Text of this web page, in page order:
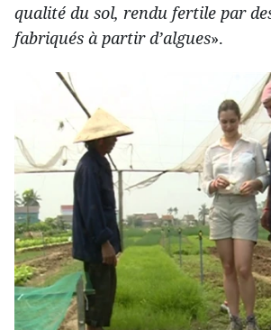
qualité du sol, rendu fertile par
fabriqués à partir d’algues».